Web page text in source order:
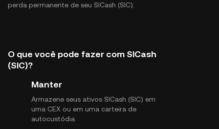
perda permanente de seu SICash (SIC).
O que você pode fazer com SICash
(SIC)?
Manter
Armazene seus ativos SICash (SIC) em
uma CEX ou em uma carteira de
autocustódia.